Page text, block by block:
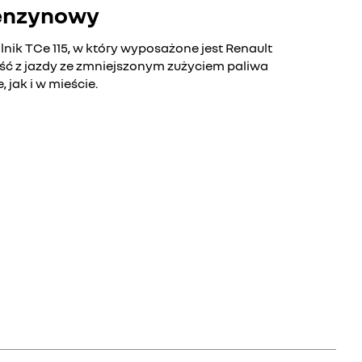
TCe 115, w który wyposażone jest Renault
z jazdy ze zmniejszonym zużyciem paliwa
jak i w mieście.